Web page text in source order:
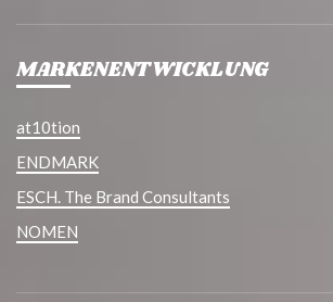
MARKENENTWICKLUNG
at10tion
ENDMARK
ESCH. The Brand Consultants
NOMEN